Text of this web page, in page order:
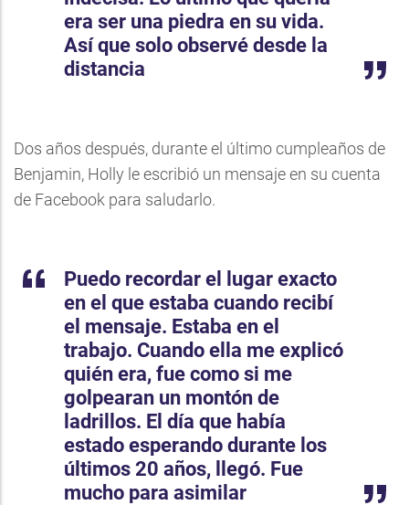
era ser una piedra en su vida.
Así que solo observé desde la
distancia
Dos años después, durante el último cumpleaños de
Benjamin, Holly le escribió un mensaje en su cuenta
de Facebook para saludarlo.
Puedo recordar el lugar exacto
en el que estaba cuando recibí
el mensaje. Estaba en el
trabajo. Cuando ella me explicó
quién era, fue como si me
golpearan un montón de
ladrillos. El día que había
estado esperando durante los
últimos 20 años, llegó. Fue
mucho para asimilar